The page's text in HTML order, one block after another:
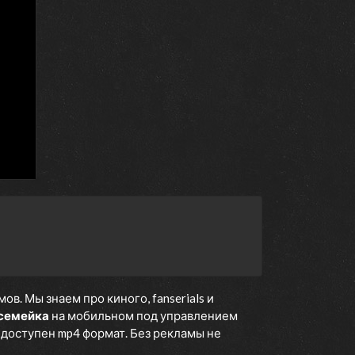
Мы знаем про киного, fanserials и
на мобильном под управлением
mp4 формат. Без рекламы не